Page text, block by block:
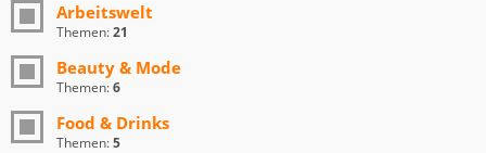
Arbeitswelt
Themen:21
Beauty & Mode
Themen:6
Food & Drinks
Themen:5